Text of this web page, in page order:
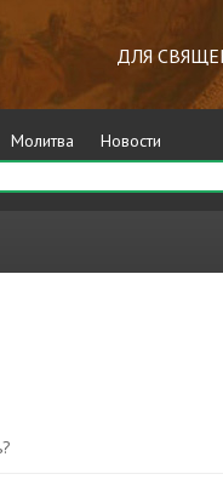
ДЛЯ
Молитва
Новости